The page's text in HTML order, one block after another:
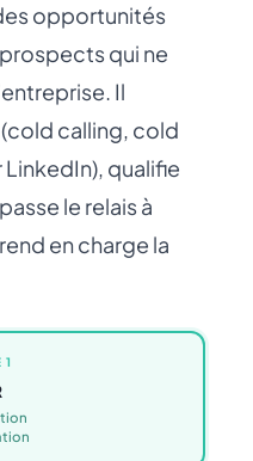
opportunités
qui ne
Il
calling, cold
qualifie
le relais à
en charge la
1